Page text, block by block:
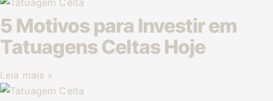
5 Motivos para Investir em
Tatuagens Celtas Hoje
Leia mais »